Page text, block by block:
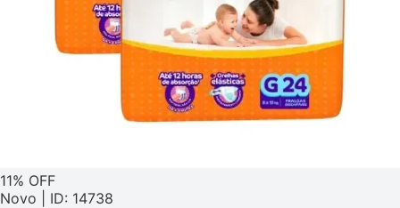
11% OFF
Novo | ID: 14738